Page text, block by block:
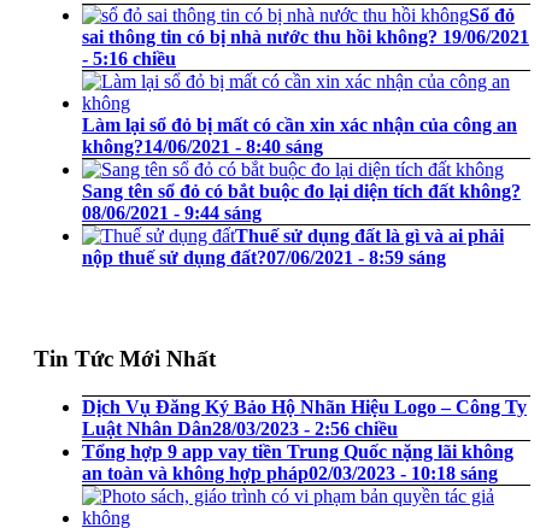
Sổ đỏ
sai thông tin có bị nhà nước thu hồi không? 19/06/2021
- 5:16 chiều
Làm lại sổ đỏ bị mất có cần xin xác nhận của công an
không?14/06/2021 - 8:40 sáng
Sang tên sổ đỏ có bắt buộc đo lại diện tích đất không?
08/06/2021 - 9:44 sáng
Thuế sử dụng đất là gì và ai phải
nộp thuế sử dụng đất?07/06/2021 - 8:59 sáng
Tin Tức Mới Nhất
Dịch Vụ Đăng Ký Bảo Hộ Nhãn Hiệu Logo – Công Ty
Luật Nhân Dân28/03/2023 - 2:56 chiều
Tổng hợp 9 app vay tiền Trung Quốc nặng lãi không
an toàn và không hợp pháp02/03/2023 - 10:18 sáng